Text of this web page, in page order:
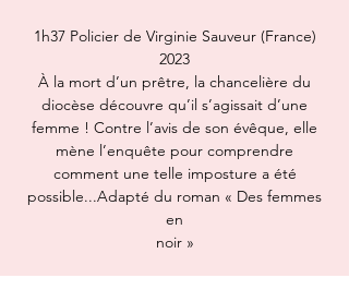
1h37 Policier de Virginie Sauveur (France)
2023
À la mort d’un prêtre, la chancelière du
diocèse découvre qu’il s’agissait d’une
femme ! Contre l’avis de son évêque, elle
mène l’enquête pour comprendre
comment une telle imposture a été
possible...Adapté du roman « Des femmes
en
noir »